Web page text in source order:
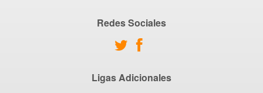
Redes Sociales
Ligas Adicionales